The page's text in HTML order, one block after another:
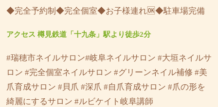
◆完全予約制◆完全個室◆お子様連れ🆗◆駐車場完備
アクセス 樽見鉄道「十九条」駅より徒歩2分
#瑞穂市ネイルサロン#岐阜ネイルサロン #大垣ネイルサ
ロン #完全個室ネイルサロン #グリーンネイル補修 #美
爪育成サロン #貝爪 #深爪 #自爪育成サロン #爪の形を
綺麗にするサロン #ルビケイト岐阜講師